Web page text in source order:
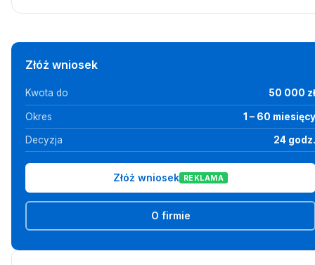
Złóż wniosek
Kwota do 50 000 zł
Okres 1 – 60 miesięcy
Decyzja 24 godz.
Złóż wniosek REKLAMA
O firmie